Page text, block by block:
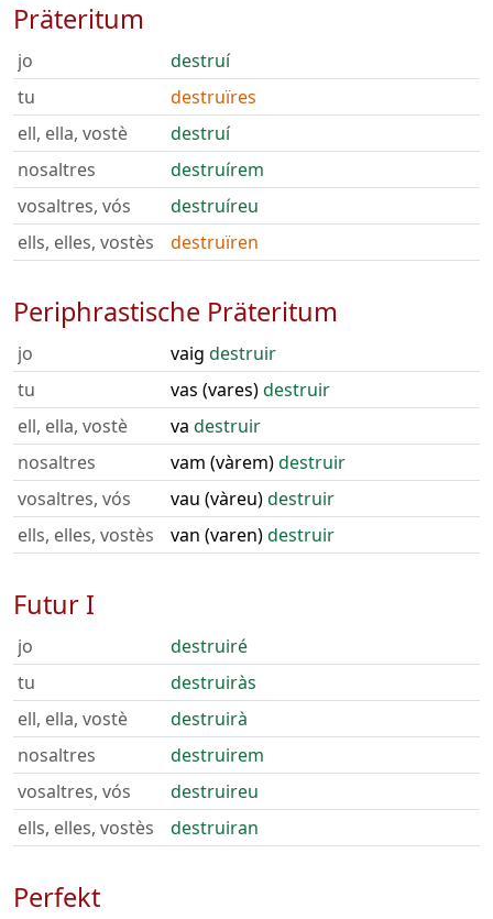
Präteritum
jo
destruí
tu
destruïres
ell, ella, vostè
destruí
nosaltres
destruírem
vosaltres, vós
destruíreu
ells, elles, vostès
destruïren
Periphrastische Präteritum
jo vaig destruir
tu
vas (vares)destruir
ell, ella, vostè
va destruir
nosaltres
vam (vàrem)destruir
vosaltres, vós
vau (vàreu)destruir
ells, elles, vostès
van (varen)destruir
Futur I
jo
destruiré
tu
destruiràs
ell, ella, vostè
destruirà
nosaltres
destruirem
vosaltres, vós
destruireu
ells, elles, vostès
destruiran
Perfekt